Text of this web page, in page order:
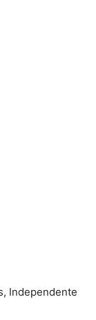
Independente